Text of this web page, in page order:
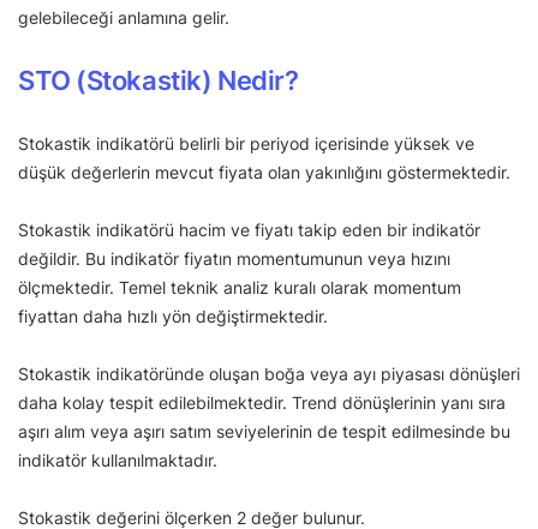
gelebileceği anlamına gelir.
STO (Stokastik) Nedir?
Stokastik indikatörü belirli bir periyod içerisinde yüksek ve
düşük değerlerin mevcut fiyata olan yakınlığını göstermektedir.
Stokastik indikatörü hacim ve fiyatı takip eden bir indikatör
değildir. Bu indikatör fiyatın momentumunun veya hızını
ölçmektedir. Temel teknik analiz kuralı olarak momentum
fiyattan daha hızlı yön değiştirmektedir.
Stokastik indikatöründe oluşan boğa veya ayı piyasası dönüşleri
daha kolay tespit edilebilmektedir. Trend dönüşlerinin yanı sıra
aşırı alım veya aşırı satım seviyelerinin de tespit edilmesinde bu
indikatör kullanılmaktadır.
Stokastik değerini ölçerken 2 değer bulunur.